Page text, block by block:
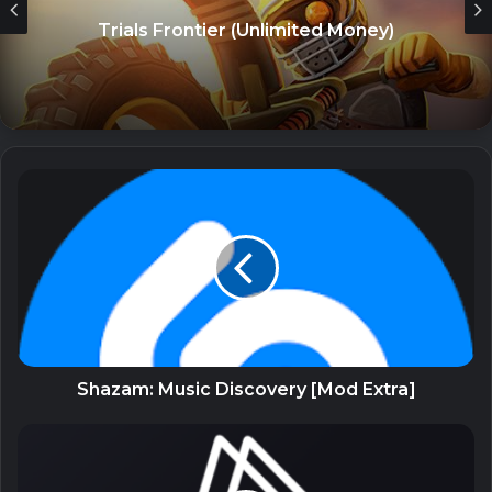
The Sims™ Mobile (Unlimited Money)
26 July, 2023
Menu, High Damage/Defense)
Land of Legends: Island
games (Unlimited Energy)
26 July, 2023
iToolab WatsGo (Unlocked) – Chuyển
WhatsApp giữa Android và iPhone
Trials Frontier (Unlimited Money)
Shazam: Music Discovery [Mod Extra]